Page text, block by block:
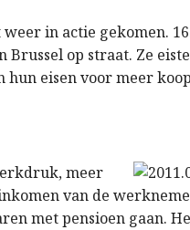
in actie gekomen.
op straat. Ze
eisen voor meer
meer
van de
met pensioen gaan.